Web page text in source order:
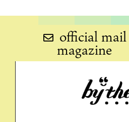
official mail
magazine